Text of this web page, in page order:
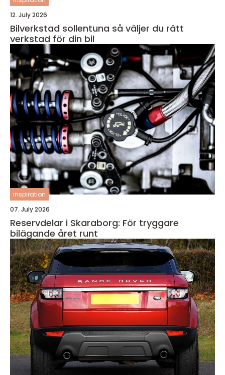
12. July 2026
Bilverkstad sollentuna så väljer du rätt
verkstad för din bil
inspiration
07. July 2026
Reservdelar i Skaraborg: För tryggare
bilägande året runt